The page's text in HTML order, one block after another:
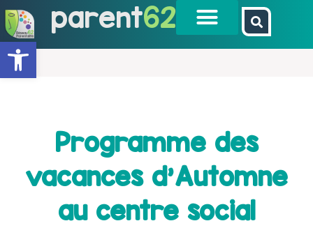
Ouvrir la barre d’outils
parent62
Programme des
vacances d’Automne
au centre social